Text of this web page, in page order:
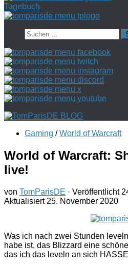
Tagebuch
Suchen
nach:
Gaming / World of Warcraft
World of Warcraft:
live!
von TomParisDE · Veröffentlicht
Aktualisiert 25. November 2020
Was ich nach zwei Stunden
habe ist, das Blizzard eine
das ich das leveln an sich